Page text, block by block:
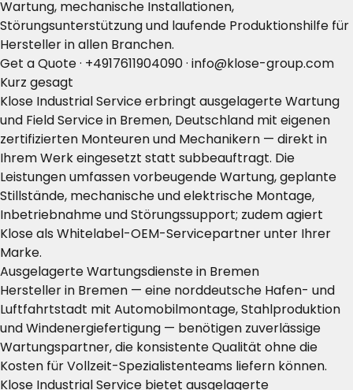
Wartung, mechanische Installationen,
Störungsunterstützung und laufende Produktionshilfe für
Hersteller in allen Branchen.
Get a Quote· +4917611904090· info@klose-group.com
Kurz gesagt
Klose Industrial Service erbringt ausgelagerte Wartung
und Field Service in Bremen, Deutschland mit eigenen
zertifizierten Monteuren und Mechanikern — direkt in
Ihrem Werk eingesetzt statt subbeauftragt. Die
Leistungen umfassen vorbeugende Wartung, geplante
Stillstände, mechanische und elektrische Montage,
Inbetriebnahme und Störungssupport; zudem agiert
Klose als Whitelabel-OEM-Servicepartner unter Ihrer
Marke.
Ausgelagerte Wartungsdienste in Bremen
Hersteller in Bremen — eine norddeutsche Hafen- und
Luftfahrtstadt mit Automobilmontage, Stahlproduktion
und Windenergiefertigung — benötigen zuverlässige
Wartungspartner, die konsistente Qualität ohne die
Kosten für Vollzeit-Spezialistenteams liefern können.
Klose Industrial Service bietet ausgelagerte